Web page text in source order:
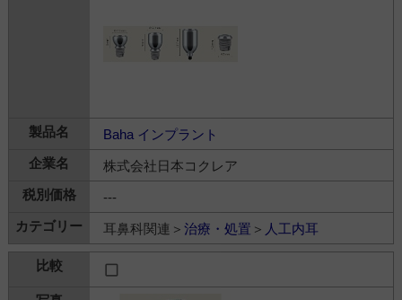
Baha インプラント
株式会社日本コクレア
---
耳鼻科関連＞ 治療・処置 ＞ 人工内耳